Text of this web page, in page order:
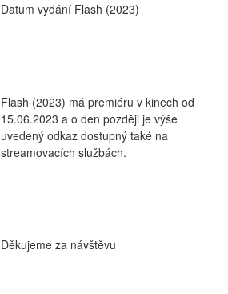
Datum vydání Flash (2023)
Flash (2023) má premiéru v kinech od
15.06.2023 a o den později je výše
uvedený odkaz dostupný také na
streamovacích službách.
Děkujeme za návštěvu